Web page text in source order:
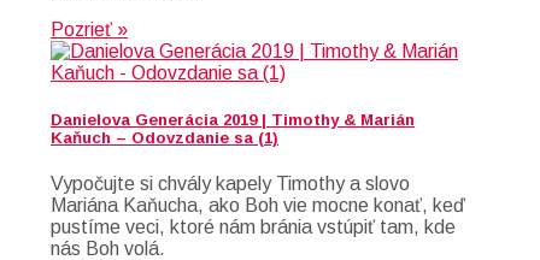
Pozrieť »
Danielova Generácia 2019 | Timothy & Marián
Kaňuch – Odovzdanie sa (1)
Vypočujte si chvály kapely Timothy a slovo
Mariána Kaňucha, ako Boh vie mocne konať, keď
pustíme veci, ktoré nám bránia vstúpiť tam, kde
nás Boh volá.